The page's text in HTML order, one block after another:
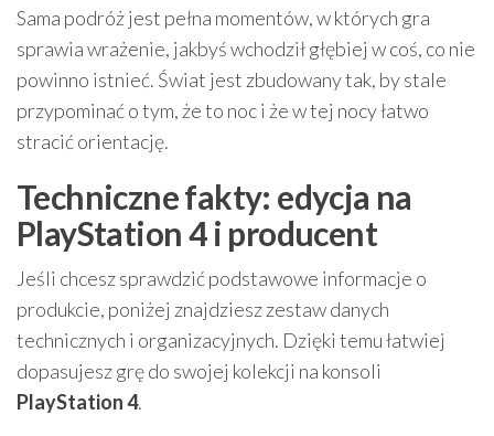
Sama podróż jest pełna momentów, w których gra
sprawia wrażenie, jakbyś wchodził głębiej w coś, co nie
powinno istnieć. Świat jest zbudowany tak, by stale
przypominać o tym, że to noc i że w tej nocy łatwo
stracić orientację.
Techniczne fakty: edycja na
PlayStation 4 i producent
Jeśli chcesz sprawdzić podstawowe informacje o
produkcie, poniżej znajdziesz zestaw danych
technicznych i organizacyjnych. Dzięki temu łatwiej
dopasujesz grę do swojej kolekcji na konsoli
PlayStation 4.